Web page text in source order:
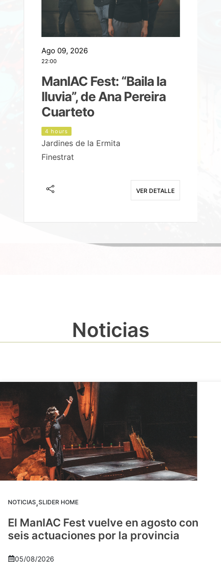
Ago 09, 2026
22:00
ManIAC Fest: “Baila la
lluvia”, de Ana Pereira
Cuarteto
4 hours
Jardines de la Ermita
Finestrat
VER DETALLE
Noticias
NOTICIAS,SLIDER HOME
El ManIAC Fest vuelve en agosto con
seis actuaciones por la provincia
05/08/2026